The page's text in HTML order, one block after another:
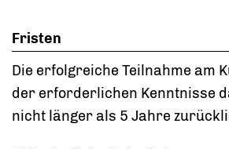
Fristen
Die erfolgreiche Teilnahme am
der erforderlichen Kenntnisse
nicht länger als 5 Jahre